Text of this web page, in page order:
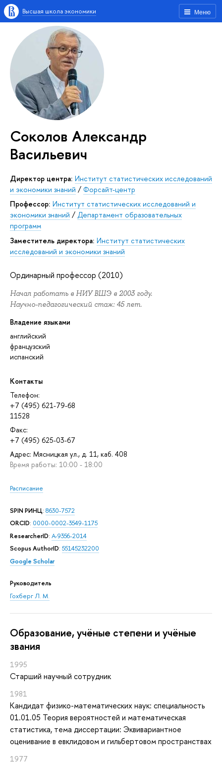
Меню
Высшая школа экономики
Соколов Александр
Васильевич
Директор центра: Институт статистических исследований
и экономики знаний / Форсайт-центр
Профессор: Институт статистических исследований и
экономики знаний / Департамент образовательных
программ
Заместитель директора: Институт статистических
исследований и экономики знаний
Ординарный профессор (2010)
Начал работать в НИУ ВШЭ в 2003 году.
Научно-педагогический стаж: 45 лет.
Владение языками
английский
французский
испанский
Контакты
Телефон:
+7 (495) 621-79-68
11528
Факс:
+7 (495) 625-03-67
Адрес: Мясницкая ул., д. 11, каб. 408
Время работы: 10:00 - 18:00
Расписание
SPIN РИНЦ: 8630-7572
ORCID: 0000-0002-3549-1175
ResearcherID: A-9356-2014
Scopus AuthorID: 55145232200
Google Scholar
Руководитель
Гохберг Л. М.
Oбразование, учёные степени и учёные
звания
1995
Старший научный сотрудник
1981
Кандидат физико-математических наук: специальность
01.01.05 Теория вероятностей и математическая
статистика, тема диссертации: Эквивариантное
оценивание в евклидовом и гильбертовом пространствах
1977